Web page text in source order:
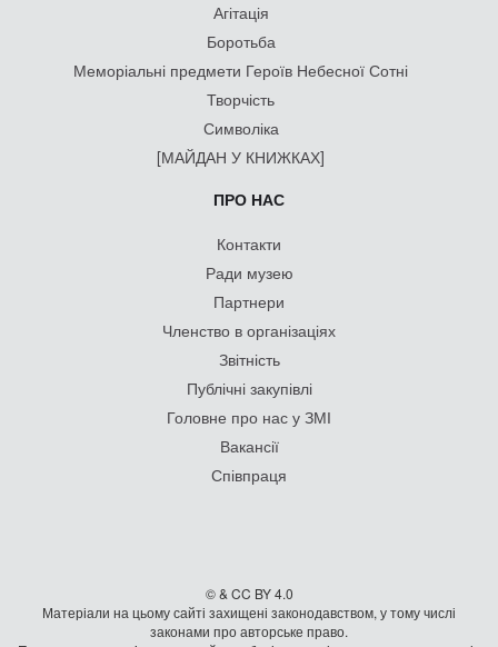
Агітація
Боротьба
Меморіальні предмети Героїв Небесної Сотні
Творчість
Символіка
[МАЙДАН У КНИЖКАХ]
ПРО НАС
Контакти
Ради музею
Партнери
Членство в організаціях
Звітність
Публічні закупівлі
Головне про нас у ЗМІ
Вакансії
Співпраця
© & CC BY 4.0
Матеріали на цьому сайті захищені законодавством, у тому числі
законами про авторське право.